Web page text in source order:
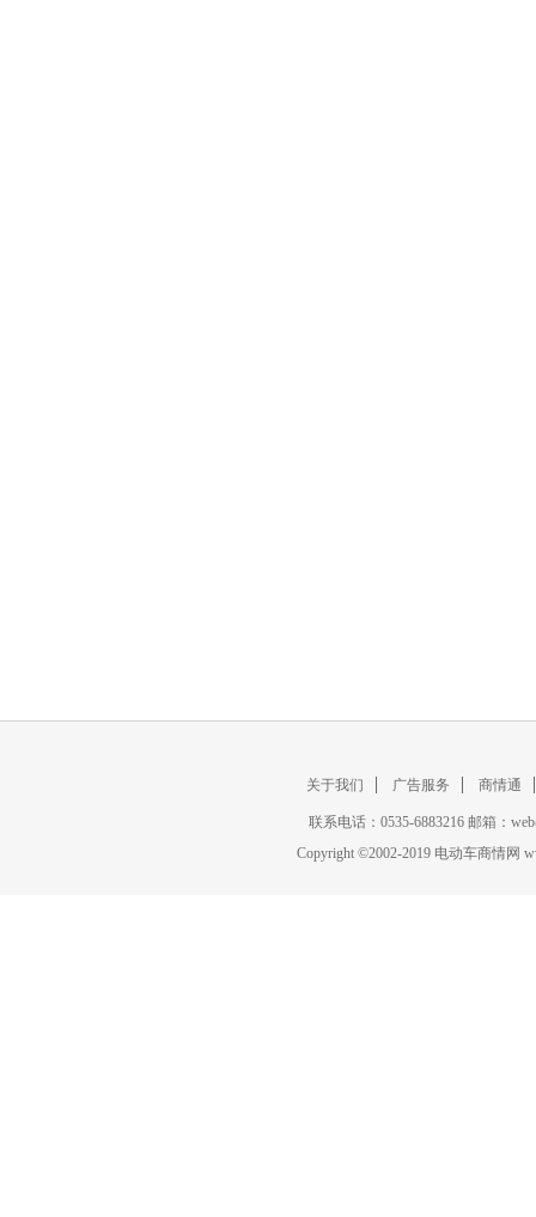
关于我们 广告服务 商情通
联系电话：0535-6883216 邮箱：
Copyright ©2002-2019 电动车商情网